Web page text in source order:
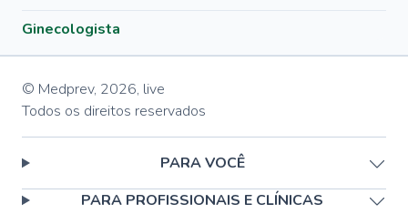
Ginecologista
© Medprev, 2026, live
Todos os direitos reservados
PARA VOCÊ
PARA PROFISSIONAIS E CLÍNICAS